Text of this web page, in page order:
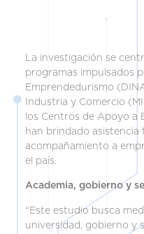
La investigación se
programas impulsados
Emprendedurismo
Industria y Comercio
los Centros de Apoyo a
han brindado asistencia
acompañamiento a
el país.
Academia, gobierno y
“Este estudio busca
universidad, gobierno